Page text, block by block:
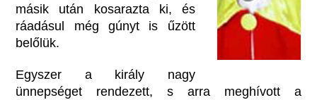
másik után kosarazta ki, és
ráadásul még gúnyt is űzött
belőlük.
Egyszer a király nagy
ünnepséget rendezett, s arra meghívott a